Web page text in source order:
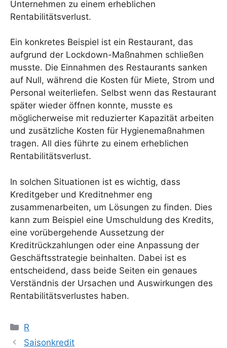
Unternehmen zu einem erheblichen
Rentabilitätsverlust.
Ein konkretes Beispiel ist ein Restaurant, das
aufgrund der Lockdown-Maßnahmen schließen
musste. Die Einnahmen des Restaurants sanken
auf Null, während die Kosten für Miete, Strom und
Personal weiterliefen. Selbst wenn das Restaurant
später wieder öffnen konnte, musste es
möglicherweise mit reduzierter Kapazität arbeiten
und zusätzliche Kosten für Hygienemaßnahmen
tragen. All dies führte zu einem erheblichen
Rentabilitätsverlust.
In solchen Situationen ist es wichtig, dass
Kreditgeber und Kreditnehmer eng
zusammenarbeiten, um Lösungen zu finden. Dies
kann zum Beispiel eine Umschuldung des Kredits,
eine vorübergehende Aussetzung der
Kreditrückzahlungen oder eine Anpassung der
Geschäftsstrategie beinhalten. Dabei ist es
entscheidend, dass beide Seiten ein genaues
Verständnis der Ursachen und Auswirkungen des
Rentabilitätsverlustes haben.
Kategorien
R
Saisonkredit